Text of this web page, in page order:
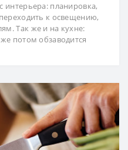
интерьера: планировка,
к освещению,
Так же и на кухне:
потом обзаводится